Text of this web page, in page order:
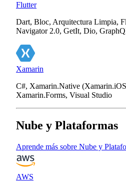
Flutter
Dart, Bloc, Arquitectura Limpia,
Navigator 2.0, GetIt, Dio,
Xamarin
C#, Xamarin.Native
Xamarin.Forms, Visual Studio
Nube y Plataformas
Aprende más sobre Nube y
AWS